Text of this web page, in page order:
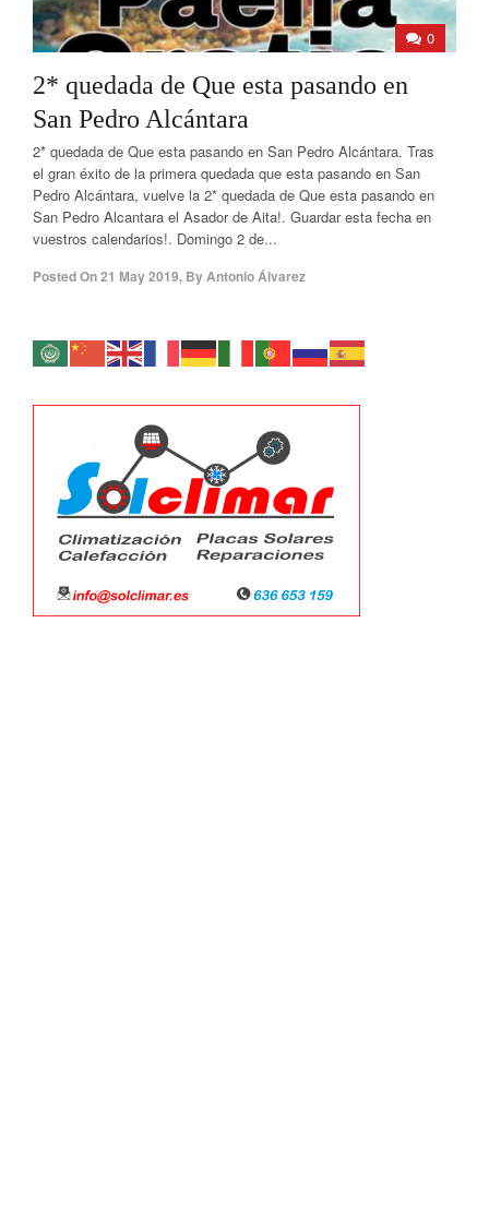
0
2* quedada de Que esta pasando en
San Pedro Alcántara
2* quedada de Que esta pasando en San Pedro Alcántara. Tras
el gran éxito de la primera quedada que esta pasando en San
Pedro Alcántara, vuelve la 2* quedada de Que esta pasando en
San Pedro Alcantara el Asador de Aita!. Guardar esta fecha en
vuestros calendarios!. Domingo 2 de...
Posted On21 May 2019, ByAntonio Álvarez